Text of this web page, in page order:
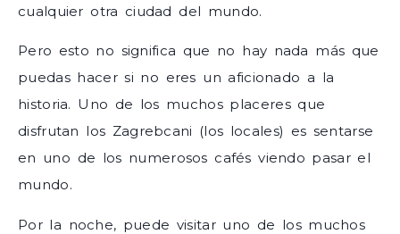
cualquier otra ciudad del mundo.
Pero esto no significa que no hay nada más que
puedas hacer si no eres un aficionado a la
historia. Uno de los muchos placeres que
disfrutan los Zagrebcani (los locales) es sentarse
en uno de los numerosos cafés viendo pasar el
mundo.
Por la noche, puede visitar uno de los muchos